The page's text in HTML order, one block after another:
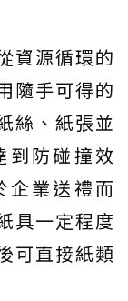
資源循環的
隨手可得的
絲、紙張並
到防碰撞效
企業送禮而
具一定程度
可直接紙類